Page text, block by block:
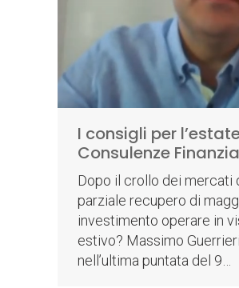
I consigli per
Consulenze
Dopo il crollo dei mercati
parziale recupero di
investimento operare in
estivo? Massimo
nell’ultima puntata del 9…